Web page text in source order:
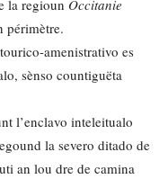
la regioun Occitanie
périmètre.
amenistrativo es
sènso countiguëta
l’enclavo inteleitualo
la severo ditado de
an lou dre de camina